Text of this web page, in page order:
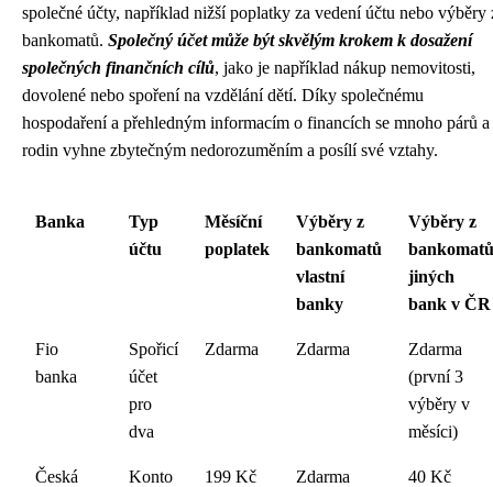
společné účty, například nižší poplatky za vedení účtu nebo výběry
bankomatů. Společný účet může být skvělým krokem k dosažení
společných finančních cílů, jako je například nákup nemovitosti,
dovolené nebo spoření na vzdělání dětí. Díky společnému
hospodaření a přehledným informacím o financích se mnoho párů a
rodin vyhne zbytečným nedorozuměním a posílí své vztahy.
Banka
Typ
účtu
Měsíční
poplatek
Výběry z
bankomatů
vlastní
banky
Výběry z
bankomatů
jiných
bank v ČR
Fio
banka
Spořicí
účet
pro
dva
Zdarma Zdarma
Zdarma
(první 3
výběry v
měsíci)
Česká
Konto
199 Kč
Zdarma 40 Kč